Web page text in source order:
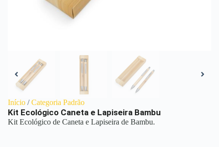
Início /Categoria Padrão
Kit Ecológico Caneta e Lapiseira Bambu
Kit Ecológico de Caneta e Lapiseira de Bambu.